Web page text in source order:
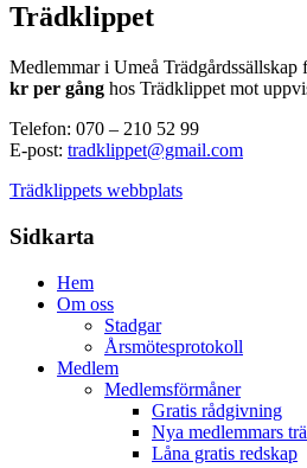
Trädklippet
Medlemmar i Umeå Trädgårdssällskap
kr per gång hos Trädklippet mot
Telefon: 070 – 210 52 99
E-post: tradklippet@gmail.com
Trädklippets webbplats
Sidkarta
Hem
Om oss
Stadgar
Årsmötesprotokoll
Medlem
Medlemsförmåner
Gratis rådgivning
Nya medlemmars
Låna gratis redskap